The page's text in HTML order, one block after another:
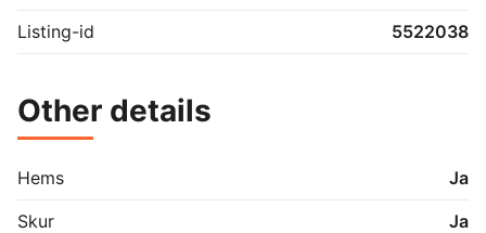
Listing-id
5522038
Other details
Hems
Ja
Skur
Ja